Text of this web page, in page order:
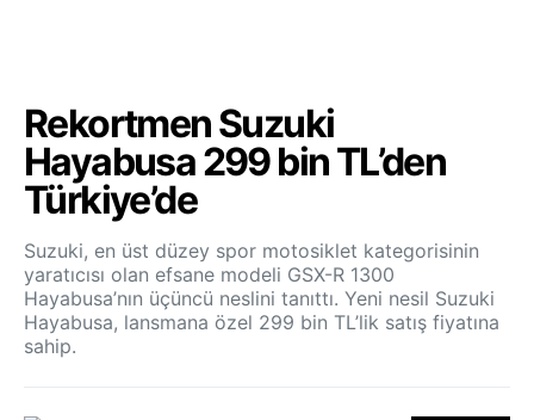
Rekortmen Suzuki
Hayabusa 299 bin TL’den
Türkiye’de
Suzuki, en üst düzey spor motosiklet kategorisinin
yaratıcısı olan efsane modeli GSX-R 1300
Hayabusa’nın üçüncü neslini tanıttı. Yeni nesil Suzuki
Hayabusa, lansmana özel 299 bin TL’lik satış fiyatına
sahip.